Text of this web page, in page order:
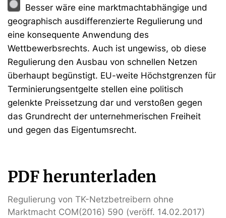
Besser wäre eine marktmachtabhängige und
geographisch ausdifferenzierte Regulierung und
eine konsequente Anwendung des
Wettbewerbsrechts. Auch ist ungewiss, ob diese
Regulierung den Ausbau von schnellen Netzen
überhaupt begünstigt. EU-weite Höchstgrenzen für
Terminierungsentgelte stellen eine politisch
gelenkte Preissetzung dar und verstoßen gegen
das Grundrecht der unternehmerischen Freiheit
und gegen das Eigentumsrecht.
PDF herunterladen
Regulierung von TK-Netzbetreibern ohne
Marktmacht COM(2016) 590 (veröff. 14.02.2017)